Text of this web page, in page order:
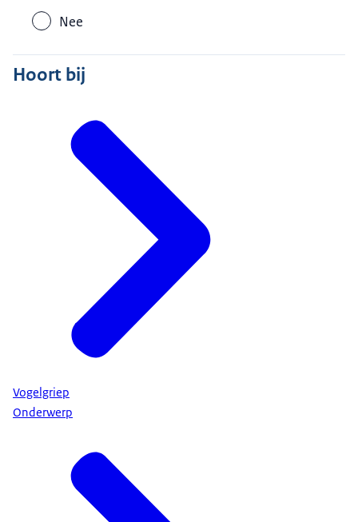
Nee
Hoort bij
Vogelgriep
Onderwerp